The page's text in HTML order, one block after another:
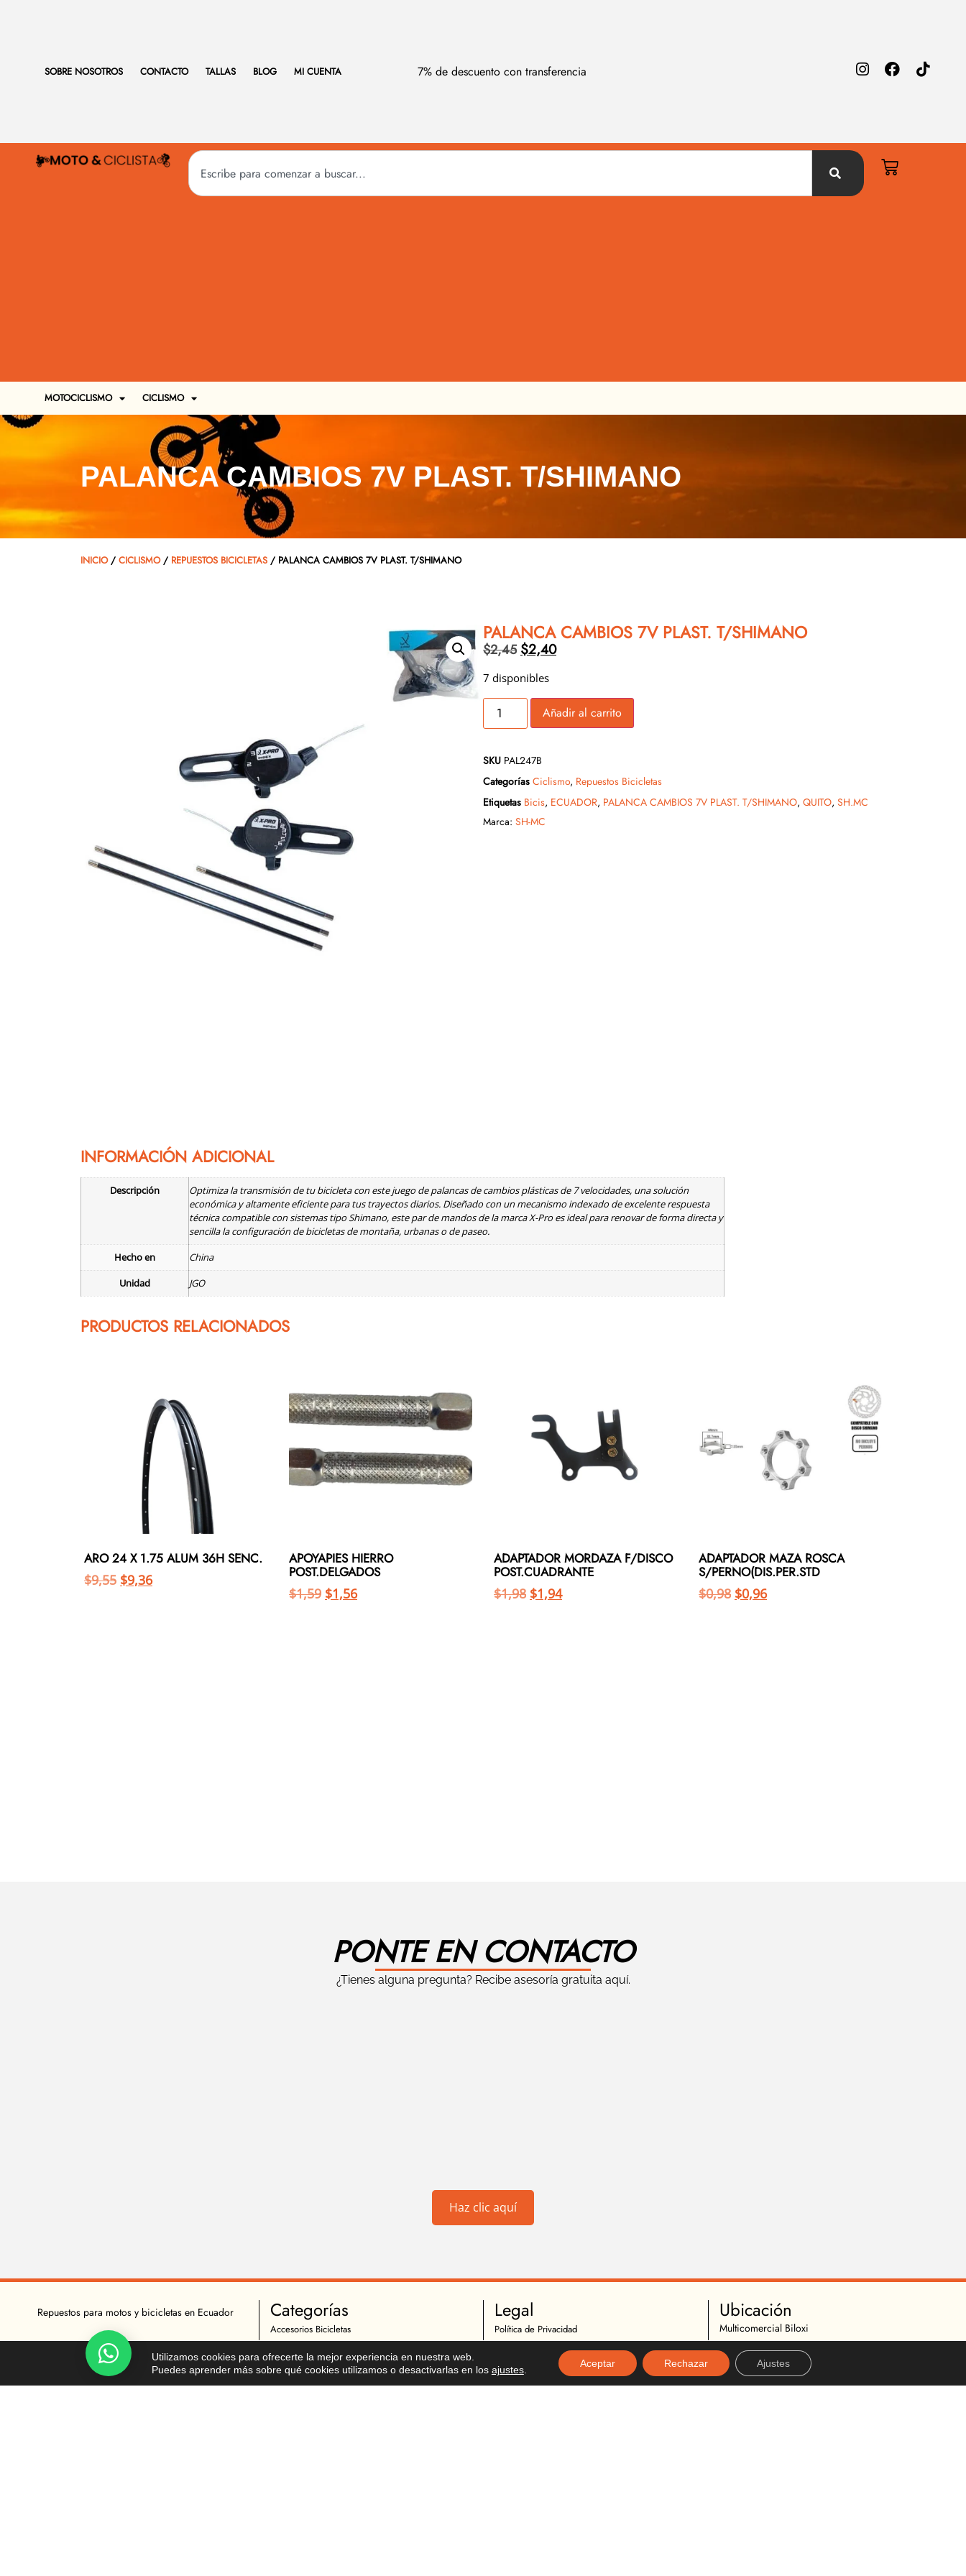
SOBRE NOSOTROS CONTACTO TALLAS BLOG MI CUENTA 7% de descuento con transferencia
MOTOCICLISMO CICLISMO
PALANCA CAMBIOS 7V PLAST. T/SHIMANO
INICIO/ CICLISMO/ REPUESTOS BICICLETAS / PALANCA CAMBIOS 7V PLAST. T/SHIMANO
PALANCA CAMBIOS 7V PLAST. T/SHIMANO
$2,45 $2,40
7 disponibles
Añadir al carrito
SKU PAL247B
Categorías Ciclismo, Repuestos Bicicletas
Etiquetas Bicis, ECUADOR, PALANCA CAMBIOS 7V PLAST. T/SHIMANO, QUITO, SH.MC
Marca: SH-MC
INFORMACIÓN ADICIONAL
Descripción
Optimiza la transmisión de tu bicicleta con este juego de palancas de cambios plásticas de 7 velocidades, una solución
económica y altamente eficiente para tus trayectos diarios. Diseñado con un mecanismo indexado de excelente respuesta
técnica compatible con sistemas tipo Shimano, este par de mandos de la marca X-Pro es ideal para renovar de forma directa y
sencilla la configuración de bicicletas de montaña, urbanas o de paseo.
Hecho en
China
Unidad
JGO
PRODUCTOS RELACIONADOS
ARO 24 X 1.75 ALUM 36H SENC.
$9,55 $9,36
APOYAPIES HIERRO
POST.DELGADOS
$1,59 $1,56
ADAPTADOR MORDAZA F/DISCO
POST.CUADRANTE
$1,98 $1,94
ADAPTADOR MAZA ROSCA
S/PERNO(DIS.PER.STD
$0,98 $0,96
PONTE EN CONTACTO
¿Tienes alguna pregunta? Recibe asesoría gratuita aquí.
Haz clic aquí
Repuestos para motos y bicicletas en Ecuador Categorías
Accesorios Bicicletas
Herramientas Ciclismo
Indumentaria Ciclistas
Legal
Política de Privacidad
Términos y condiciones
Política de Cookies
Política de Devoluciones
Ubicación
Multicomercial Biloxi
Av. Mariscal Sucre S16-160 y Chicaña
Quito, Ecuador
Utilizamos cookies para ofrecerte la mejor experiencia en nuestra web.
Puedes aprender más sobre qué cookies utilizamos o desactivarlas en los ajustes.
Aceptar Rechazar Ajustes
Chatea!